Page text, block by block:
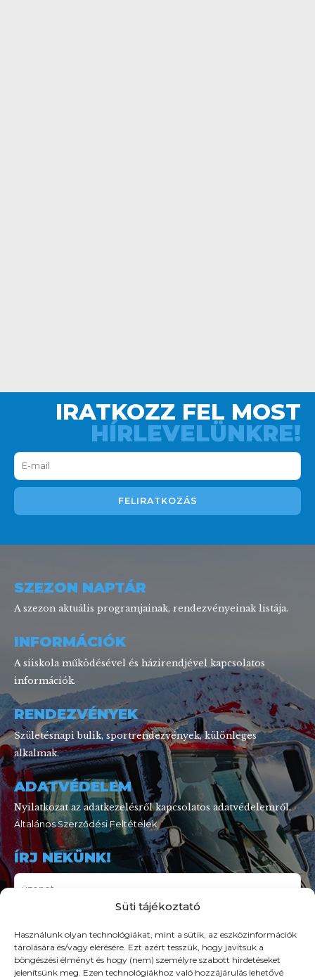
Süti tájékoztató
Használunk olyan technológiákat, mint a sütik, az eszközinformációk
tárolására és/vagy elérésére. Ezt azért tesszük, hogy javítsuk a
böngészési élményt és hogy (nem) személyre szabott hirdetéseket
jelenítsünk meg. Ezen technológiákhoz való hozzájárulás lehetővé
IRATKOZZ FEL MOST
HÍRLEVELÜNKRE!
SZEZON NAPTÁR
A szezon aktuális programjainak, rendezvényeinak listája.
INFORMÁCIÓK
A síiskola működésével és házirendjével kapcsolatos
információk.
RENDEZVÉNYEK
Születésnapi bulik, sportrendezvények, különleges
alkalmak.
ADATVÉDELEM
Nyilatkozat az adatkezelésről kapcsolatos adatvédelemről.
Általános Szerződési Feltételek
ÍRJ NEKÜNK!